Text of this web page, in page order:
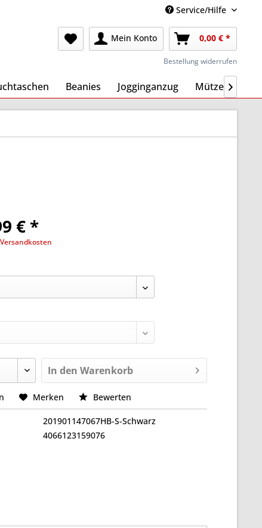
Service/Hilfe
Mein Konto 0,00 € *
Bestellung widerrufen
Beanies Jogginganzug Mützen
€ *
In den Warenkorb
Merken Bewerten
201901147067HB-S-Schwarz
4066123159076